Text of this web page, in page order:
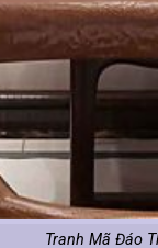
Tranh Mã Đáo